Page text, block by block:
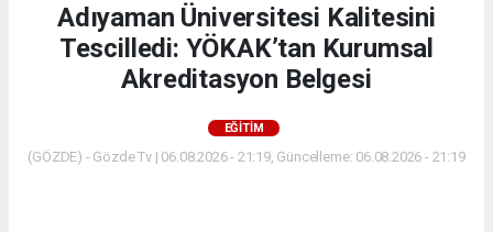
Adıyaman Üniversitesi Kalitesini
Tescilledi: YÖKAK’tan Kurumsal
Akreditasyon Belgesi
EĞITIM
(GÖZDE) - Gözde Tv | 06.08.2026 - 21:19, Güncelleme: 06.08.2026 - 21:19